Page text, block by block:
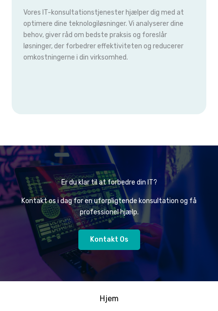
Vores IT-konsultationstjenester hjælper dig med at
optimere dine teknologiløsninger. Vi analyserer dine
behov, giver råd om bedste praksis og foreslår
løsninger, der forbedrer effektiviteten og reducerer
omkostningerne i din virksomhed.
Er du klar til at forbedre din IT?
Kontakt os i dag for en uforpligtende konsultation og få
professionel hjælp.
Kontakt Os
Hjem